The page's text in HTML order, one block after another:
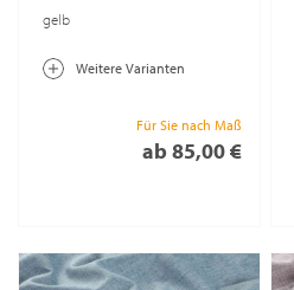
gelb
Weitere Varianten
Für Sie nach Maß
ab 85,00 €